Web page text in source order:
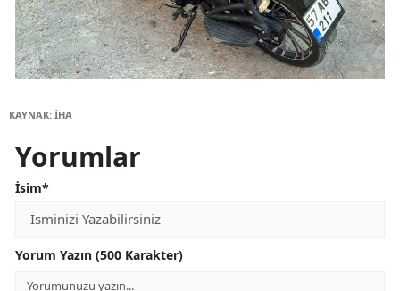
KAYNAK: İHA
Yorumlar
İsim*
Yorum Yazın (500 Karakter)